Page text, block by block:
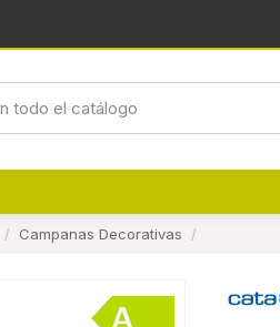
Campanas Decorativas